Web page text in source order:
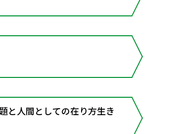
人間としての在り方生き